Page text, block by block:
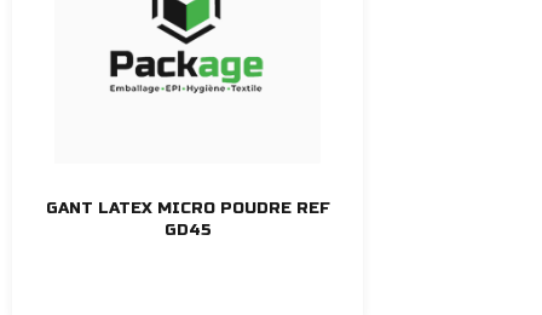
GANT LATEX MICRO POUDRE REF
GD45